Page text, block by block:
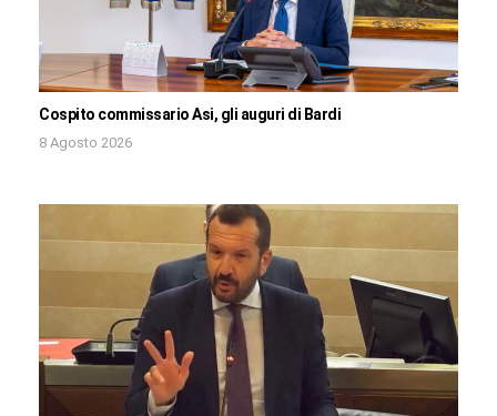
Cospito commissario Asi, gli auguri di Bardi
8 Agosto 2026